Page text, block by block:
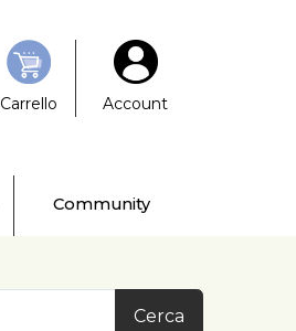
Carrello Account
Community
Cerca